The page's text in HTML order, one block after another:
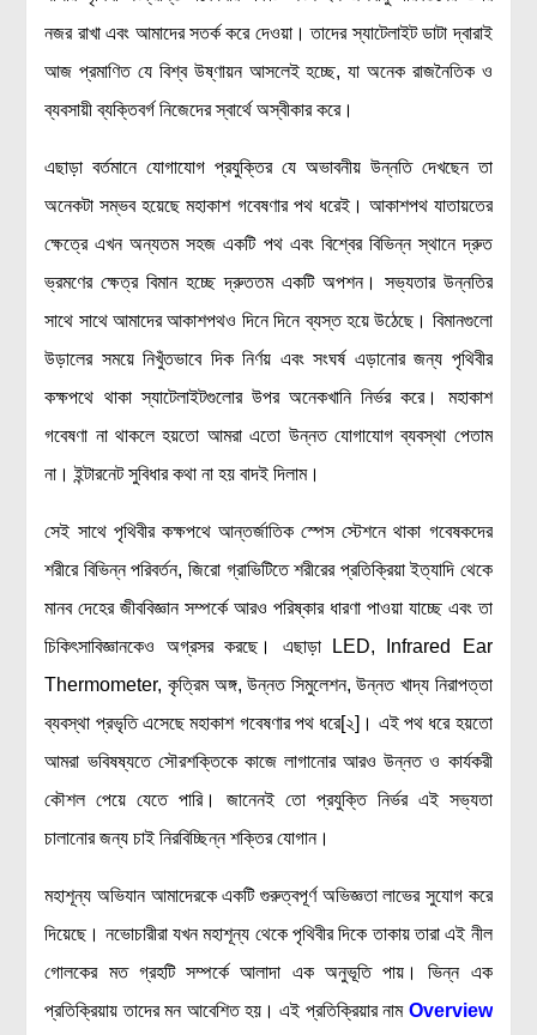
আবিষ্কারের গল্প
বিজ্ঞান নিয়ে কার্টুন
বাংলাদেশের কথা
নজর রাখা এবং আমাদের সতর্ক করে দেওয়া। তাদের স্যাটেলাইট ডাটা দ্বারাই
আজ প্রমাণিত যে বিশ্ব উষ্ণায়ন আসলেই হচ্ছে, যা অনেক রাজনৈতিক ও
ব্যবসায়ী ব্যক্তিবর্গ নিজেদের স্বার্থে অস্বীকার করে।
এছাড়া বর্তমানে যোগাযোগ প্রযুক্তির যে অভাবনীয় উন্নতি দেখছেন তা
অনেকটা সম্ভব হয়েছে মহাকাশ গবেষণার পথ ধরেই। আকাশপথ যাতায়তের
ক্ষেত্রে এখন অন্যতম সহজ একটি পথ এবং বিশ্বের বিভিন্ন স্থানে দ্রুত
ভ্রমণের ক্ষেত্র বিমান হচ্ছে দ্রুততম একটি অপশন। সভ্যতার উন্নতির
সাথে সাথে আমাদের আকাশপথও দিনে দিনে ব্যস্ত হয়ে উঠেছে। বিমানগুলো
উড়ালের সময়ে নিখুঁতভাবে দিক নির্ণয় এবং সংঘর্ষ এড়ানোর জন্য পৃথিবীর
কক্ষপথে থাকা স্যাটেলাইটগুলোর উপর অনেকখানি নির্ভর করে। মহাকাশ
গবেষণা না থাকলে হয়তো আমরা এতো উন্নত যোগাযোগ ব্যবস্থা পেতাম
না। ইন্টারনেট সুবিধার কথা না হয় বাদই দিলাম।
সেই সাথে পৃথিবীর কক্ষপথে আন্তর্জাতিক স্পেস স্টেশনে থাকা গবেষকদের
শরীরে বিভিন্ন পরিবর্তন, জিরো গ্রাভিটিতে শরীরের প্রতিক্রিয়া ইত্যাদি থেকে
মানব দেহের জীববিজ্ঞান সম্পর্কে আরও পরিষ্কার ধারণা পাওয়া যাচ্ছে এবং তা
চিকিৎসাবিজ্ঞানকেও অগ্রসর করছে। এছাড়া LED, Infrared Ear
Thermometer, কৃত্রিম অঙ্গ, উন্নত সিমুলেশন, উন্নত খাদ্য নিরাপত্তা
ব্যবস্থা প্রভৃতি এসেছে মহাকাশ গবেষণার পথ ধরে[২]। এই পথ ধরে হয়তো
আমরা ভবিষষ্যতে সৌরশক্তিকে কাজে লাগানোর আরও উন্নত ও কার্যকরী
কৌশল পেয়ে যেতে পারি। জানেনই তো প্রযুক্তি নির্ভর এই সভ্যতা
চালানোর জন্য চাই নিরবিচ্ছিন্ন শক্তির যোগান।
মহাশূন্য অভিযান আমাদেরকে একটি গুরুত্বপূর্ণ অভিজ্ঞতা লাভের সুযোগ করে
দিয়েছে। নভোচারীরা যখন মহাশূন্য থেকে পৃথিবীর দিকে তাকায় তারা এই নীল
গোলকের মত গ্রহটি সম্পর্কে আলাদা এক অনুভূতি পায়। ভিন্ন এক
প্রতিক্রিয়ায় তাদের মন আবেশিত হয়। এই প্রতিক্রিয়ার নাম Overview